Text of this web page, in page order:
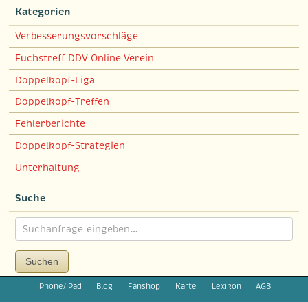
Kategorien
Verbesserungsvorschläge
Fuchstreff DDV Online Verein
Doppelkopf-Liga
Doppelkopf-Treffen
Fehlerberichte
Doppelkopf-Strategien
Unterhaltung
Suche
Suchen
iPhone/iPad Blog Fanshop Karte Lexikon
AGB